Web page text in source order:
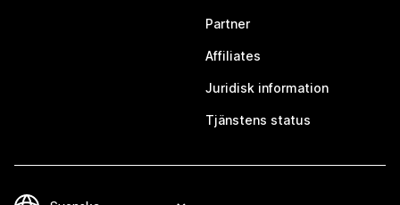
Partner
Affiliates
Juridisk information
Tjänstens status